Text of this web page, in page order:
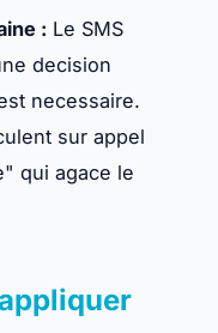
: Le SMS
decision
necessaire.
sur appel
qui agace le